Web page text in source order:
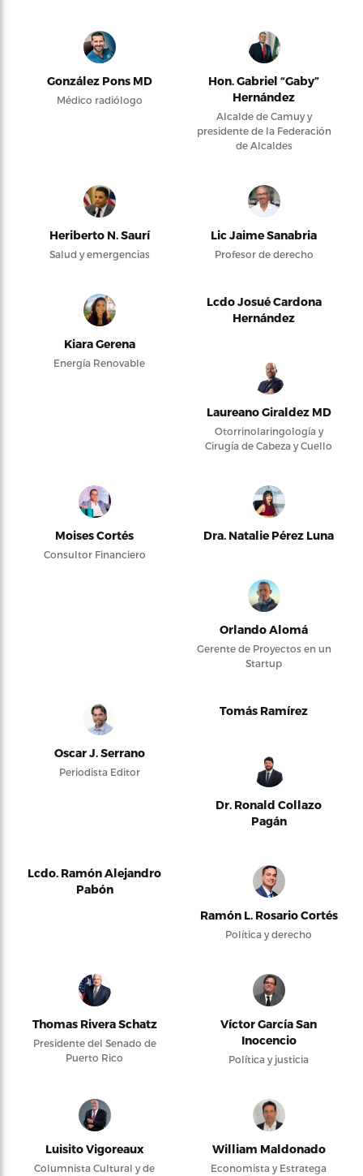
González Pons MD
Médico radiólogo
Hon. Gabriel “Gaby”
Hernández
Alcalde de Camuy y
presidente de la Federación
de Alcaldes
Heriberto N. Saurí
Salud y emergencias
Lic Jaime Sanabria
Profesor de derecho
Kiara Gerena
Energía Renovable
Lcdo Josué Cardona
Hernández
Laureano Giraldez MD
Otorrinolaringología y
Cirugía de Cabeza y Cuello
Moises Cortés
Consultor Financiero
Dra. Natalie Pérez Luna
Orlando Alomá
Gerente de Proyectos en un
Startup
Oscar J. Serrano
Periodista Editor
Tomás Ramírez
Dr. Ronald Collazo
Pagán
Lcdo. Ramón Alejandro
Pabón
Ramón L. Rosario Cortés
Política y derecho
Thomas Rivera Schatz
Presidente del Senado de
Puerto Rico
Víctor García San
Inocencio
Política y justicia
Luisito Vigoreaux
Columnista Cultural y de
William Maldonado
Economista y Estratega